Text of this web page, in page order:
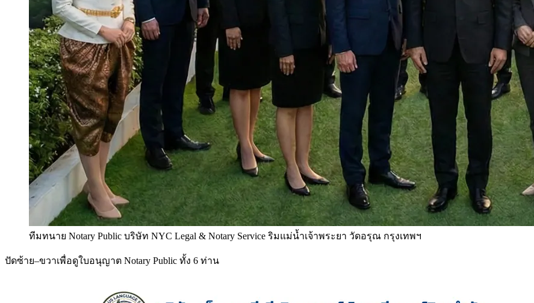
ทีมทนาย Notary Public บริษัท NYC Legal & Notary Service ริมแม่น้ำเจ้าพระยา วัดอรุณ กรุงเทพฯ
ปัดซ้าย–ขวาเพื่อดูใบอนุญาต Notary Public ทั้ง 6 ท่าน